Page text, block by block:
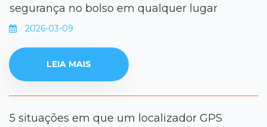
segurança no bolso em qualquer lugar
2026-03-09
LEIA MAIS
5 situações em que um localizador GPS